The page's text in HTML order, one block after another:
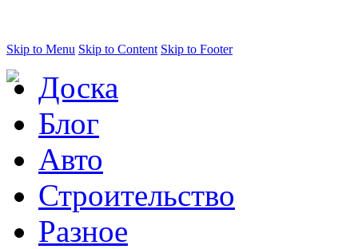
Skip to Menu Skip to Content Skip to Footer
Доска
Блог
Авто
Строительство
Разное